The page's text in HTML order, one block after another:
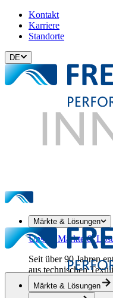
Kontakt
Karriere
Standorte
DE
Märkte & Lösungen
Unsere Märkte &
Seit über 90 Jahren
aus technischen
und mit
unsere vielfältigen
Märkte & Lösungen